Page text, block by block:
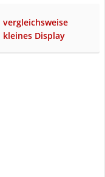
vergleichsweise
kleines Display